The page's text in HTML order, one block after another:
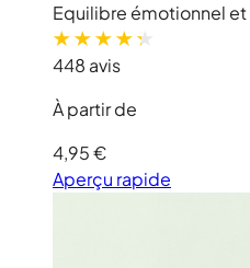
Equilibre émotionnel
448 avis
À partir de
4,95 €
Aperçu rapide